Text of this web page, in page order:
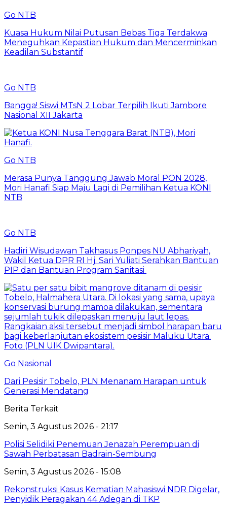
Go NTB
Kuasa Hukum Nilai Putusan Bebas Tiga Terdakwa
Meneguhkan Kepastian Hukum dan Mencerminkan
Keadilan Substantif
Go NTB
Bangga! Siswi MTsN 2 Lobar Terpilih Ikuti Jambore
Nasional XII Jakarta
Go NTB
Merasa Punya Tanggung Jawab Moral PON 2028,
Mori Hanafi Siap Maju Lagi di Pemilihan Ketua KONI
NTB
Go NTB
Hadiri Wisudawan Takhasus Ponpes NU Abhariyah,
Wakil Ketua DPR RI Hj. Sari Yuliati Serahkan Bantuan
PIP dan Bantuan Program Sanitasi
Go Nasional
Dari Pesisir Tobelo, PLN Menanam Harapan untuk
Generasi Mendatang
Berita Terkait
Senin, 3 Agustus 2026 - 21:17
Polisi Selidiki Penemuan Jenazah Perempuan di
Sawah Perbatasan Badrain-Sembung
Senin, 3 Agustus 2026 - 15:08
Rekonstruksi Kasus Kematian Mahasiswi NDR Digelar,
Penyidik Peragakan 44 Adegan di TKP